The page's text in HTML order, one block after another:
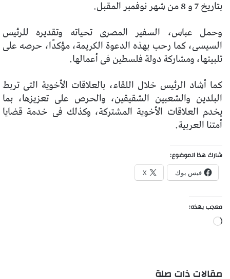
بتاريخ 7 و 8 من شهر نوفمبر المقبل.
وحمل عباس، السفير المصرى تحياته وتقديره للرئيس
السيسى، كما رحب بهذه الدعوة الكريمة، مؤكدًا، حرصه على
تلبيتها، ومشاركة دولة فلسطين فى أعمالها.
كما أشاد الرئيس خلال اللقاء، بالعلاقات الأخوية التى تربط
البلدين والشعبين الشقيقين، والحرص على تعزيزها، بما
يخدم العلاقات الأخوية المشتركة، وكذلك فى خدمة قضايا
أمتنا العربية.
شارك هذا الموضوع:
فيس بوك X
معجب بهذه:
جاري
مقالات ذات صلة